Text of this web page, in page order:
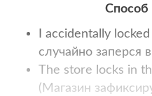
Способ
I accidentally
случайно заперся
The store locks in
(Магазин